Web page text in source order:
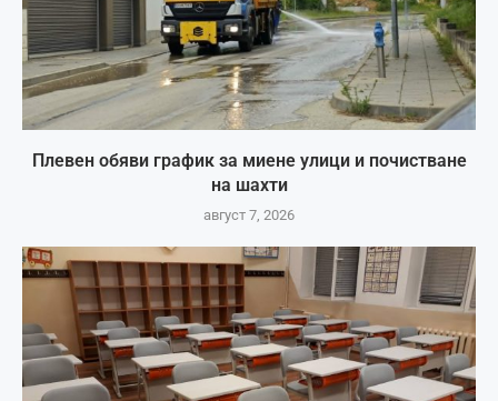
Плевен обяви график за миене улици и почистване
на шахти
август 7, 2026